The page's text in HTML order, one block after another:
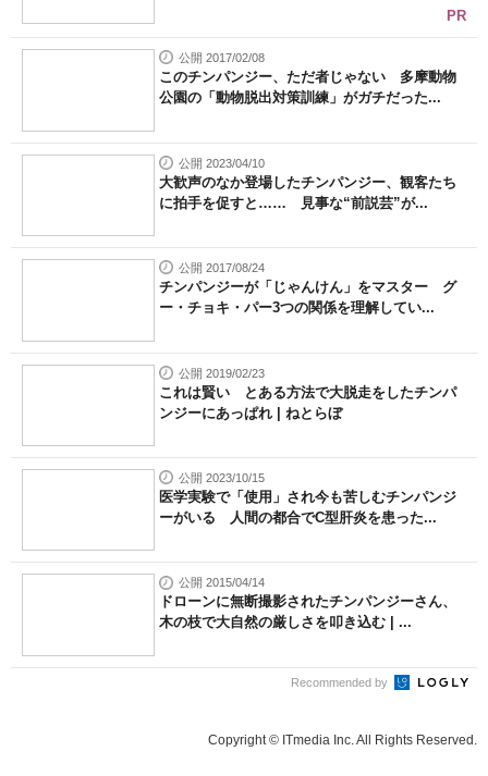
PR
公開 2017/02/08
このチンパンジー、ただ者じゃない 多摩動物
公園の「動物脱出対策訓練」がガチだった...
公開 2023/04/10
大歓声のなか登場したチンパンジー、観客たち
に拍手を促すと…… 見事な“前説芸”が...
公開 2017/08/24
チンパンジーが「じゃんけん」をマスター グ
ー・チョキ・パー3つの関係を理解してい...
公開 2019/02/23
これは賢い とある方法で大脱走をしたチンパ
ンジーにあっぱれ | ねとらぼ
公開 2023/10/15
医学実験で「使用」され今も苦しむチンパンジ
ーがいる 人間の都合でC型肝炎を患った...
公開 2015/04/14
ドローンに無断撮影されたチンパンジーさん、
木の枝で大自然の厳しさを叩き込む | ...
Recommended by
Copyright © ITmedia Inc. All Rights Reserved.